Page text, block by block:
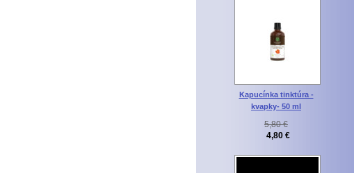
Kapucínka tinktúra -
kvapky- 50 ml
5,80 €
4,80 €